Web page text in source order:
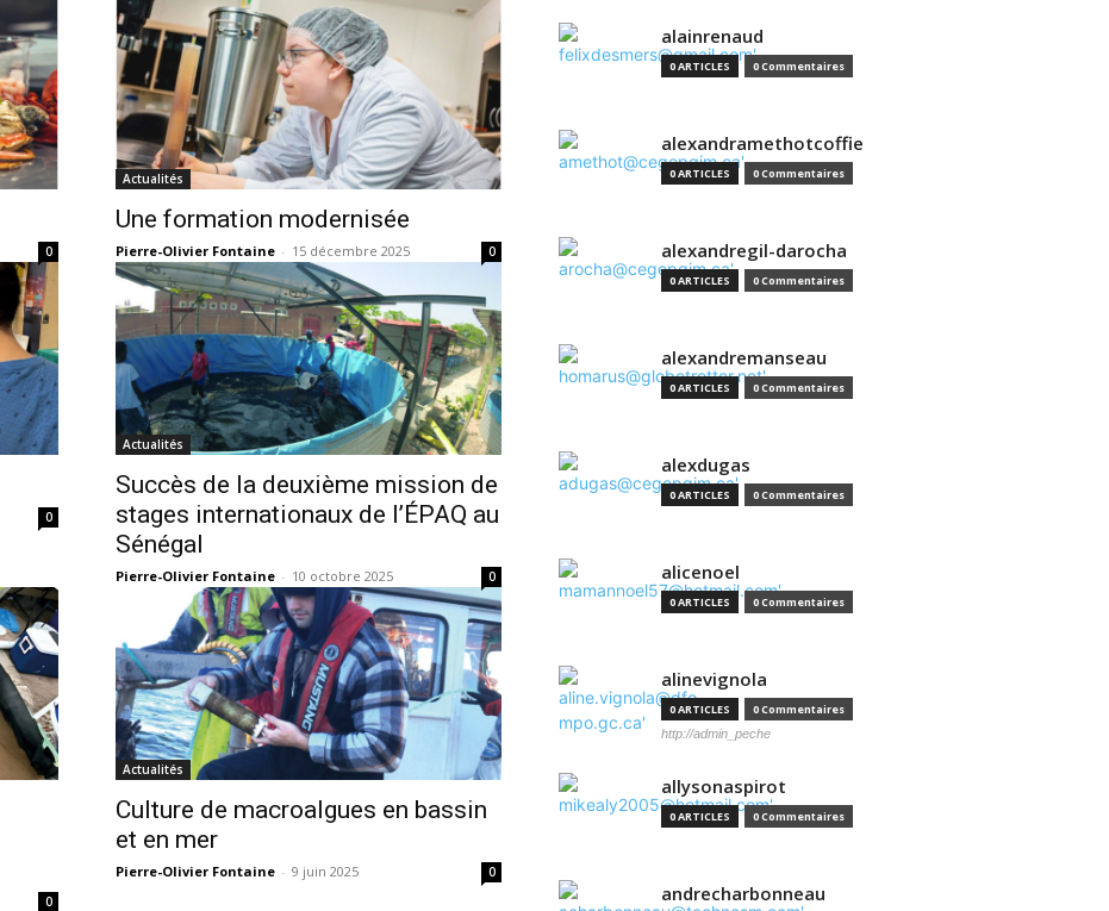
0
Actualités
Une formation modernisée
Pierre-Olivier Fontaine - 15 décembre 2025 0
0
Actualités
Succès de la deuxième mission de
stages internationaux de l’ÉPAQ au
Sénégal
Pierre-Olivier Fontaine - 10 octobre 2025 0
0
Actualités
Culture de macroalgues en bassin
et en mer
Pierre-Olivier Fontaine - 9 juin 2025 0
alainrenaud
0 ARTICLES 0 Commentaires
alexandramethotcoffie
0 ARTICLES 0 Commentaires
alexandregil-darocha
0 ARTICLES 0 Commentaires
alexandremanseau
0 ARTICLES 0 Commentaires
alexdugas
0 ARTICLES 0 Commentaires
alicenoel
0 ARTICLES 0 Commentaires
alinevignola
0 ARTICLES 0 Commentaires
http://admin_peche
allysonaspirot
0 ARTICLES 0 Commentaires
andrecharbonneau